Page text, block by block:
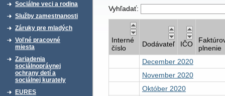
Sociálne veci a rodina
Služby zamestnanosti
Záruky pre mladých
Voľné pracovné
miesta
Zariadenia
sociálnoprávnej
ochrany detí a
sociálnej kurately
EURES
Vyhľadať:
Interné
číslo
Dodávateľ IČO
plnenie
December 2020
November 2020
Október 2020